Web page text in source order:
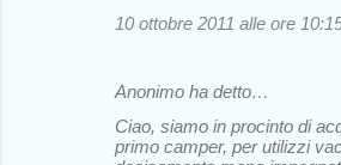
10 ottobre 2011 alle ore
Anonimo ha detto…
Ciao, siamo in procinto di
primo camper, per utilizzi